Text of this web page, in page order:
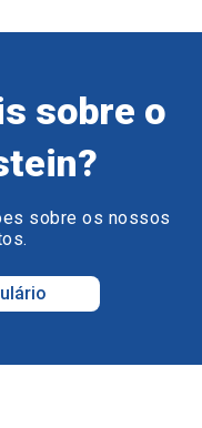
sobre o
sobre os nossos